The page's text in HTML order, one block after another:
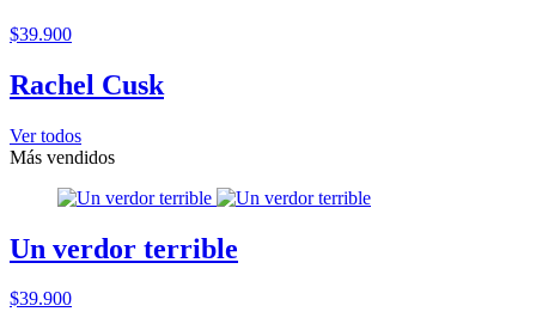
$39.900
Rachel Cusk
Ver todos
Más vendidos
Un verdor terrible
$39.900